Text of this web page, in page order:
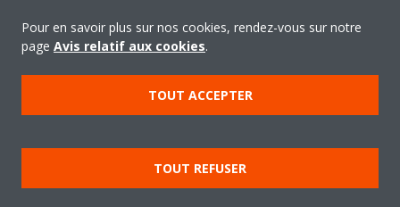
Products
Copyright © Daikin
Mentions légales
Avis relatif aux cookies
Politique de confidentialité des données
Éthique de l'entreprise
Data Act
Pour en savoir plus sur nos cookies, rendez-vous sur notre
page Avis relatif aux cookies.
TOUT ACCEPTER
TOUT REFUSER